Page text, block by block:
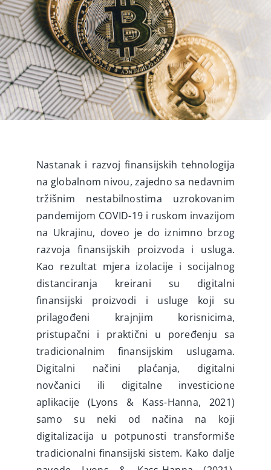
Novosti
Nastanak i razvoj finansijskih tehnologija
na globalnom nivou, zajedno sa nedavnim
tržišnim nestabilnostima uzrokovanim
pandemijom COVID-19 i ruskom invazijom
na Ukrajinu, doveo je do iznimno brzog
razvoja finansijskih proizvoda i usluga.
Kao rezultat mjera izolacije i socijalnog
distanciranja kreirani su digitalni
finansijski proizvodi i usluge koji su
prilagođeni krajnjim korisnicima,
pristupačni i praktični u poređenju sa
tradicionalnim finansijskim uslugama.
Digitalni načini plaćanja, digitalni
novčanici ili digitalne investicione
aplikacije (Lyons & Kass-Hanna, 2021)
samo su neki od načina na koji
digitalizacija u potpunosti transformiše
tradicionalni finansijski sistem. Kako dalje